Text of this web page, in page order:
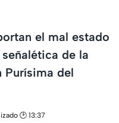
el mal estado
de la
Purísima del
🕑 13:37